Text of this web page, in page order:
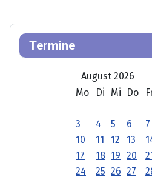
Termine
August 2026
Mo
Di Mi Do
3
4 5 6 7
10
11 12 13
17
18 19 20
24
25 26 27